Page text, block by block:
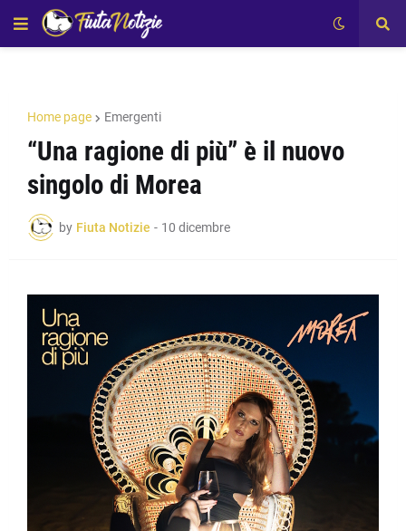
Home page Emergenti
“Una ragione di più” è il nuovo
singolo di Morea
by Fiuta Notizie - 10 dicembre